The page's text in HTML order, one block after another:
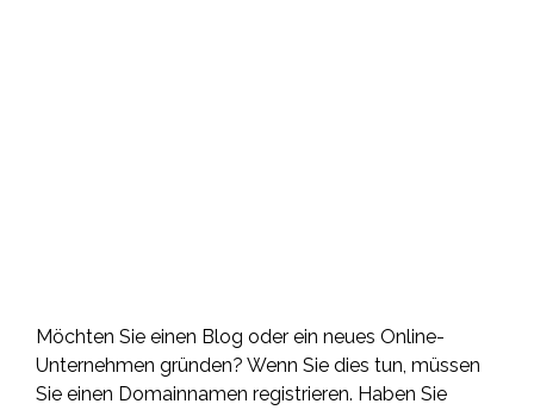
Möchten Sie einen Blog oder ein neues Online-
Unternehmen gründen? Wenn Sie dies tun, müssen
Sie einen Domainnamen registrieren. Haben Sie